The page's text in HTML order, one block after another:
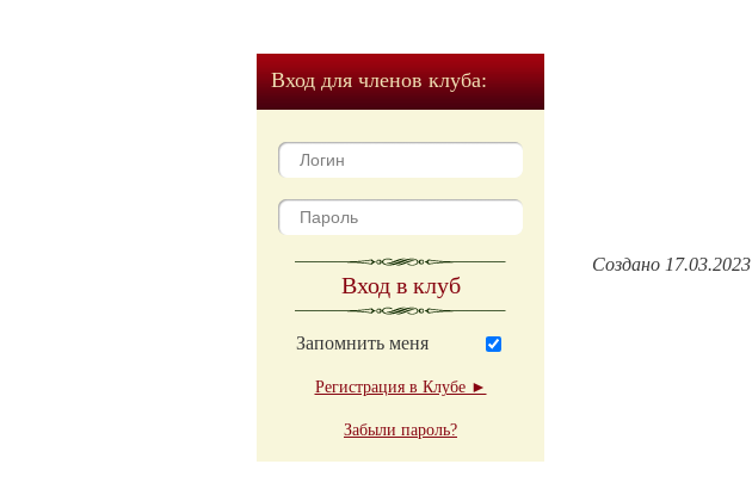
Вход для членов клуба:
Вход в клуб
Запомнить меня
Регистрация в Клубе ►
Забыли пароль?
Создано 17.03.2023